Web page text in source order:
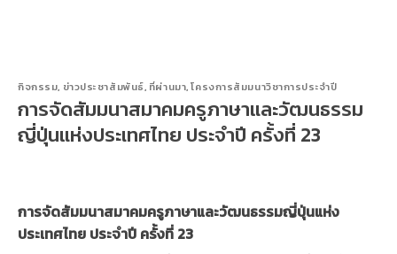
กิจกรรม, ข่าวประชาสัมพันธ์, ที่ผ่านมา,โครงการสัมมนาวิชาการประจำปี
การจัดสัมมนาสมาคมครูภาษาและวัฒนธรรม
ญี่ปุ่นแห่งประเทศไทย ประจำปี ครั้งที่ 23
การจัดสัมมนาสมาคมครูภาษาและวัฒนธรรมญี่ปุ่นแห่ง
ประเทศไทย ประจำปี ครั้งที่ 23